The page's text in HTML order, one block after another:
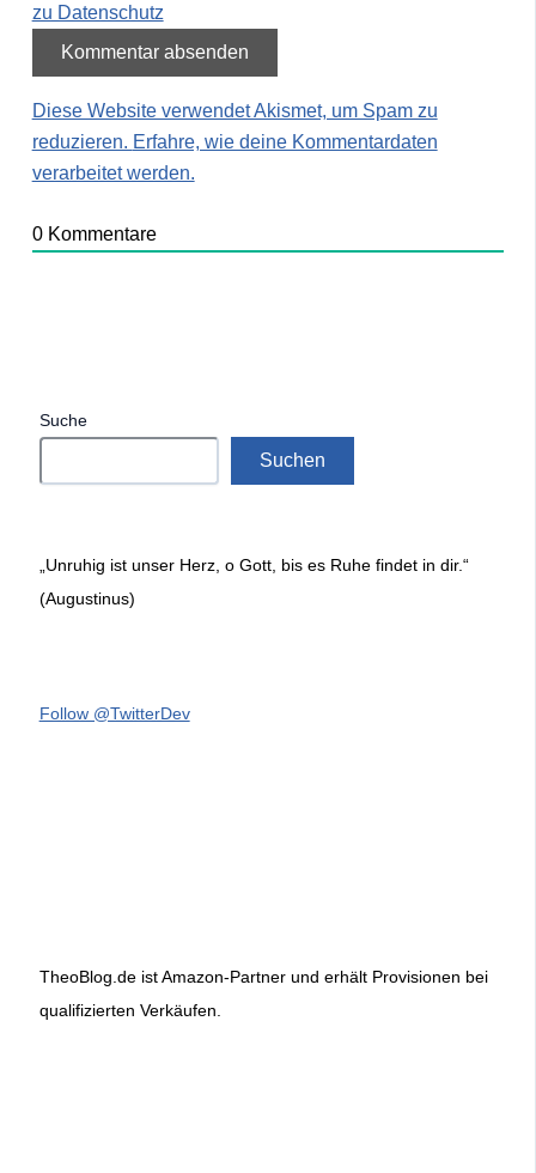
zu Datenschutz
Diese Website verwendet Akismet, um Spam zu
reduzieren. Erfahre, wie deine Kommentardaten
verarbeitet werden.
0Kommentare
Suche
Suchen
„Unruhig ist unser Herz, o Gott, bis es Ruhe findet in dir.“
(Augustinus)
Follow @TwitterDev
TheoBlog.de ist Amazon-Partner und erhält Provisionen bei
qualifizierten Verkäufen.